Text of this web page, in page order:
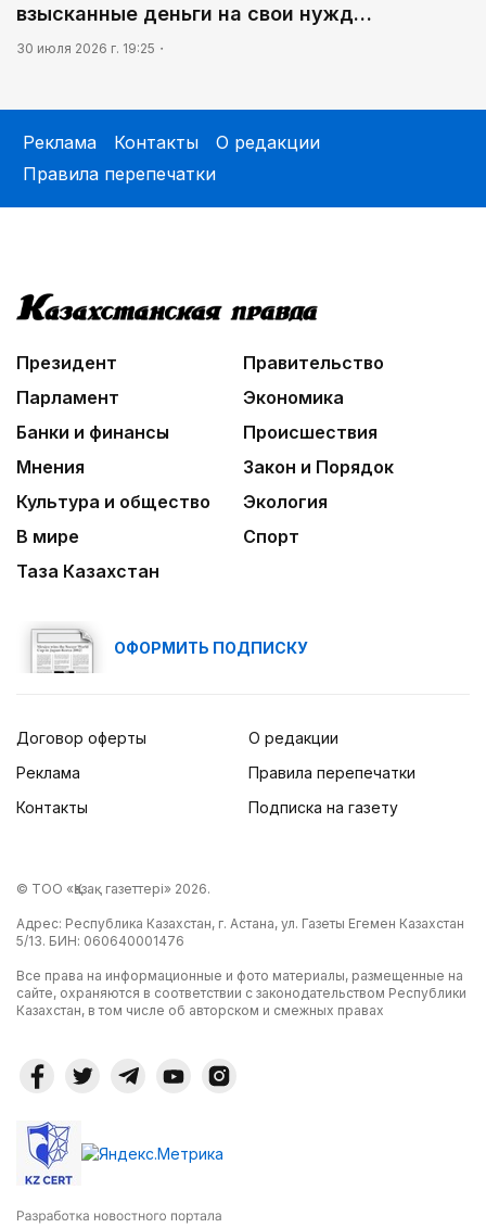
взысканные деньги на свои нужд…
30 июля 2026 г. 19:25
Реклама Контакты
О редакции
Правила перепечатки
Президент
Правительство
Парламент
Экономика
Банки и финансы
Происшествия
Мнения
Закон и Порядок
Культура и общество
Экология
В мире
Спорт
Таза Казахстан
ОФОРМИТЬ ПОДПИСКУ
Договор оферты
Реклама
Контакты
О редакции
Правила перепечатки
Подписка на газету
© ТОО «Қазақ газеттері» 2026.
Адрес: Республика Казахстан, г. Астана, ул. Газеты Егемен Казахстан
5/13. БИН: 060640001476
Все права на информационные и фото материалы, размещенные на
сайте, охраняются в соответствии с законодательством Республики
Казахстан, в том числе об авторском и смежных правах